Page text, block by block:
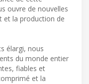
ouvre de nouvelles
et la production de
élargi, nous
du monde entier
fiables et
et la